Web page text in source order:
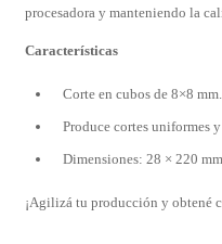
procesadora y manteniendo la
Características
Corte en cubos de 8×8 mm.
Produce cortes uniformes
Dimensiones: 28 × 220 mm
¡Agilizá tu producción y obtené